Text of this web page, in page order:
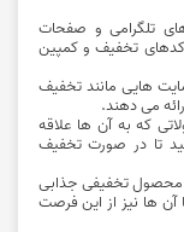
تلگرامی و صفحات
کدهای تخفیف و کمپین
‌هایی مانند تخفیف
می ‌دهند.
که به آن‌ ها علاقه
تا در صورت تخفیف
محصول تخفیفی جذابی
آن ‌ها نیز از این فرصت